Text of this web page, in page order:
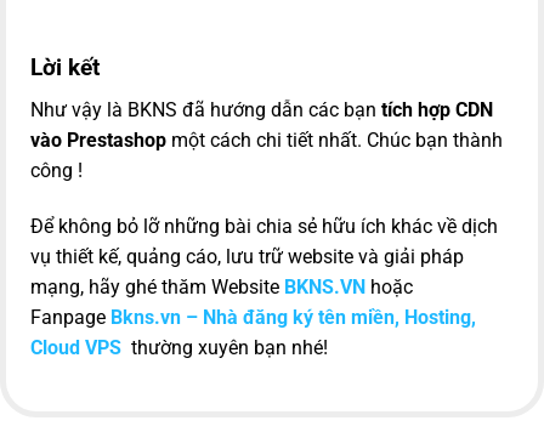
Lời kết
Như vậy là BKNS đã hướng dẫn các bạn tích hợp CDN
vào Prestashop một cách chi tiết nhất. Chúc bạn thành
công !
Để không bỏ lỡ những bài chia sẻ hữu ích khác về dịch
vụ thiết kế, quảng cáo, lưu trữ website và giải pháp
mạng, hãy ghé thăm Website BKNS.VN hoặc
Fanpage Bkns.vn – Nhà đăng ký tên miền, Hosting,
Cloud VPS thường xuyên bạn nhé!